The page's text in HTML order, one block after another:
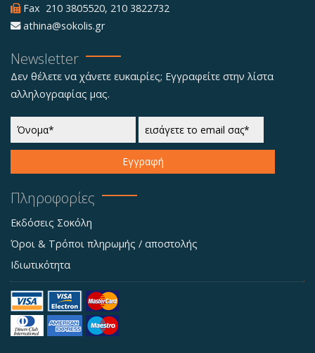
Fax 210 3805520, 210 3822732
athina@sokolis.gr
Newsletter
Δεν θέλετε να χάνετε ευκαιρίες; Εγγραφείτε στην λίστα
αλληλογραφίας μας.
Εγγραφή
Πληροφορίες
Εκδόσεις Σοκόλη
Όροι & Τρόποι πληρωμής / αποστολής
Ιδιωτικότητα